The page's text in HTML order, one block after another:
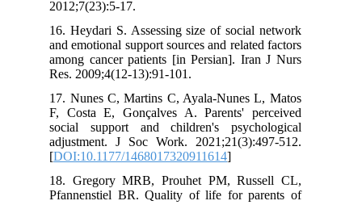
16. Heydari S. Assessing size of
and emotional support sources and
among cancer patients [in Persian].
Res. 2009;4(12-13):91-101.
17. Nunes C, Martins C, Ayala-Nunes
F, Costa E, Gonçalves A. Parents'
social support and children's
adjustment. J Soc Work.
[DOI:10.1177/1468017320911614
18. Gregory MRB, Prouhet PM,
Pfannenstiel BR. Quality of life for